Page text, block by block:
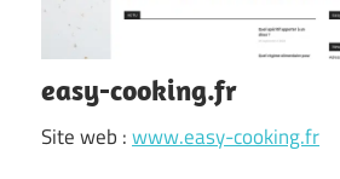
easy-cooking.fr
Site web :www.easy-cooking.fr